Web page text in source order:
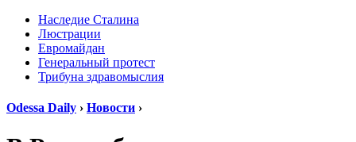
Наследие Сталина
Люстрации
Евромайдан
Генеральный протест
Трибуна здравомыслия
Odessa Daily › Новости ›